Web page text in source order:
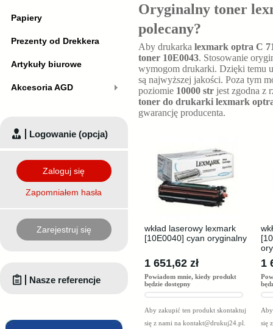
Oryginalny toner
polecany?
Aby drukarka lexmark optra C
toner 10E0043. Stosowanie
wymogom drukarki. Dzięki temu
są najwyższej jakości. Poza tym
poziomie 10000 str jest zgodna z
toner do drukarki lexmark
gwarancję producenta.
wkład laserowy lexmark
[10E0040] cyan oryginalny
1 651,62 zł
Powiadom mnie, kiedy produkt
będzie dostępny
Aby zakupić ten produkt skontaktuj
się z nami na kontakt@drukuj24.pl
1
się
Papiery
Prezenty od Drekkera
Artykuły biurowe
Akcesoria AGD
Logowanie (opcja)
Zaloguj się
Zapomniałem hasła
Zarejestruj się
Nasze referencje